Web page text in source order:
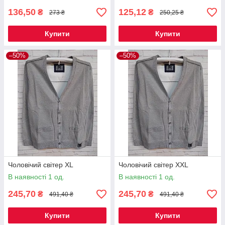
136,50 ₴ 273 ₴
Купити
125,12 ₴ 250,25 ₴
Купити
–50%
Чоловічий світер XL
В наявності 1 од.
245,70 ₴ 491,40 ₴
Купити
–50%
Чоловічий світер XXL
В наявності 1 од.
245,70 ₴ 491,40 ₴
Купити